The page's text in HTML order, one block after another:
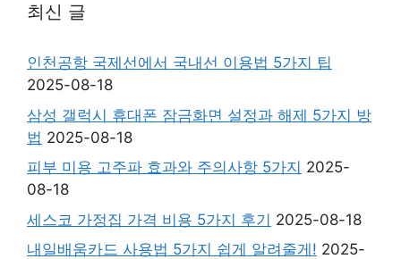
최신 글
인천공항 국제선에서 국내선 이용법 5가지 팁
2025-08-18
삼성 갤럭시 휴대폰 잠금화면 설정과 해제 5가지 방
법 2025-08-18
피부 미용 고주파 효과와 주의사항 5가지 2025-
08-18
세스코 가정집 가격 비용 5가지 후기 2025-08-18
내일배움카드 사용법 5가지 쉽게 알려줄게! 2025-